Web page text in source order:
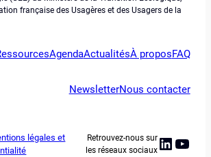
française des Usagères et des Usagers de la
AgendaActualitésÀ proposFAQ
NewsletterNous contacter
légales et
Retrouvez-nous sur
les réseaux sociaux